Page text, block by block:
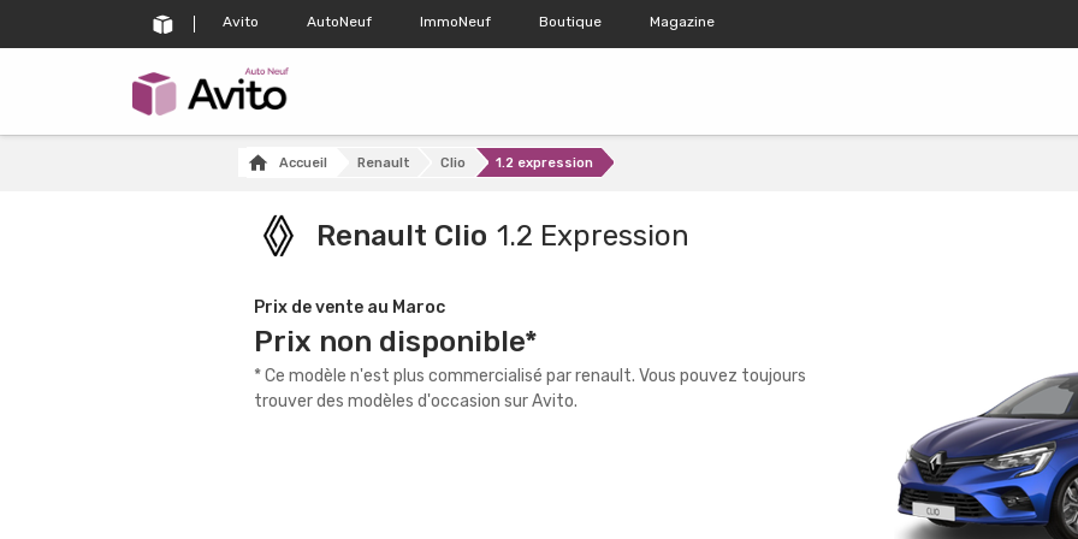
Avito AutoNeuf ImmoNeuf Boutique Magazine
Accueil Renault Clio 1.2 expression
Renault Clio 1.2 Expression
Prix de vente au Maroc
Prix non disponible*
* Ce modèle n'est plus commercialisé par renault. Vous pouvez toujours
trouver des modèles d'occasion sur Avito.